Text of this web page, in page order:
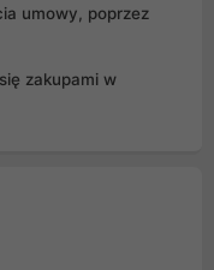
umowy, poprzez
zakupami w